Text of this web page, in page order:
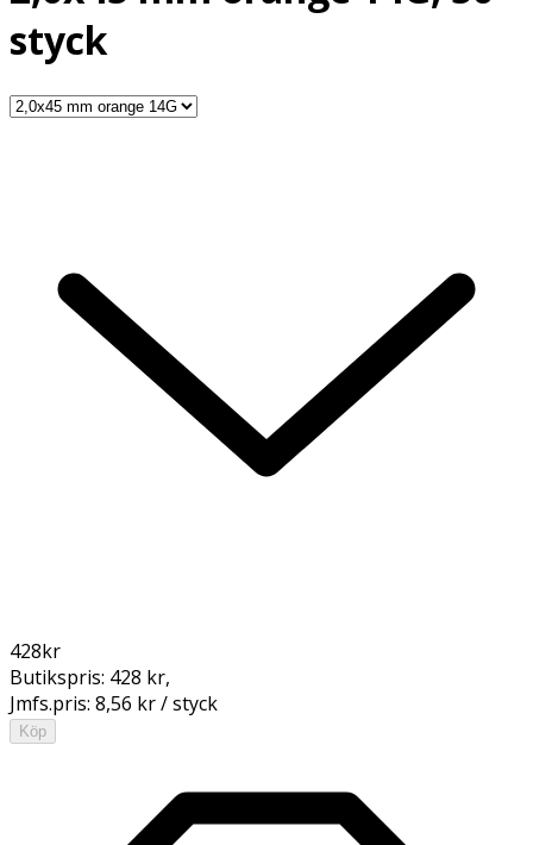
styck
428kr
Butikspris: 428 kr,
Jmfs.pris: 8,56 kr / styck
Köp